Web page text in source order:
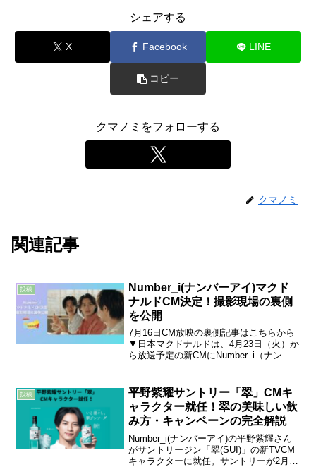
シェアする
X Facebook LINE
コピー
クマノミをフォローする
クマノミ
関連記事
投稿
Number_i(ナンバーアイ)マクド
ナルドCM決定！撮影現場の裏側
を公開
7月16日CM放映の裏側記事はこちらから
▼日本マクドナルドは、4月23日（火）か
ら放送予定の新CMにNumber_i（ナンバ
プでCMに出演するのは初となります。
C...
投稿
平野紫耀サントリー「翠」CMキ
ャラクター就任！翠の美味しい飲
み方・キャンペーンの完全解説
Number_i(ナンバーアイ)の平野紫耀さん
がサントリージン「翠(SUI)」の新TVCM
キャラクターに就任。サントリーが2月7